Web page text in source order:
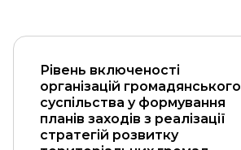
Рівень включеності
організацій громадянського
суспільства у формування
планів заходів з реалізації
стратегій розвитку